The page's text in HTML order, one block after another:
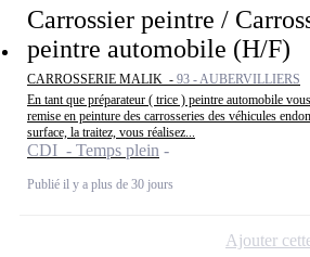
Carrossier peintre /
peintre automobile (H/F)
CARROSSERIE MALIK - 93 - AUBERVILLIERS
En tant que préparateur ( trice ) peintre automobile
remise en peinture des carrosseries des véhicules
surface, la traitez, vous réalisez...
CDI - Temps plein
Publié il y a plus de 30 jours
Ajouter